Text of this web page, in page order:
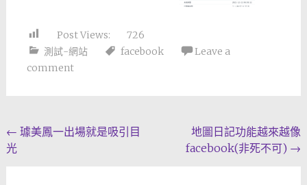
Post Views:
726
測試-網站
facebook
Leave a
comment
Post
navigation
← 璩美鳳一出場就是吸引目
光
地圖日記功能越來越像
facebook(非死不可) →